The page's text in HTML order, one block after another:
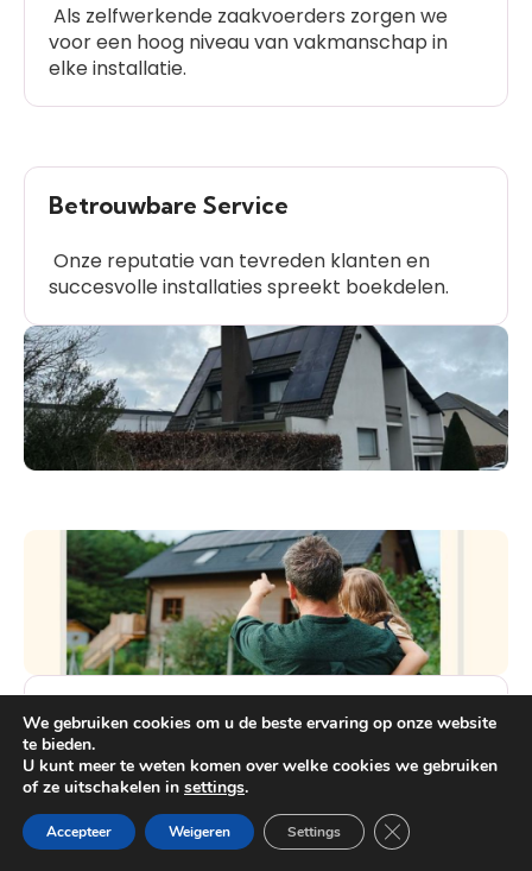
Als zelfwerkende zaakvoerders zorgen we
voor een hoog niveau van vakmanschap in
elke installatie.
Betrouwbare Service
Onze reputatie van tevreden klanten en
succesvolle installaties spreekt boekdelen.
Innovatieve Oplossingen
Wij werken samen met toonaangevende
fabrikanten om u de nieuwste en meest
efficiënte airconditioningstechnologieën te
bieden.
We gebruiken cookies om u de beste ervaring op onze website
te bieden.
U kunt meer te weten komen over welke cookies we gebruiken
of ze uitschakelen in settings.
Accepteer Weigeren Settings Close GDPR